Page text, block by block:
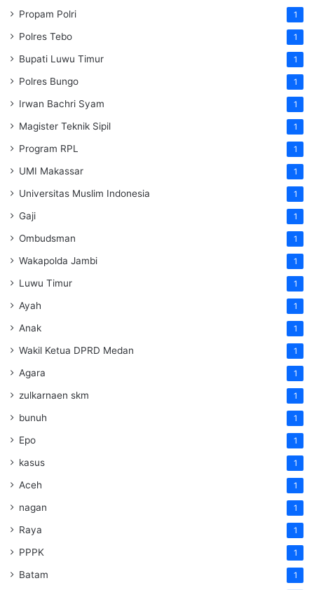
Propam Polri 1
Polres Tebo 1
Bupati Luwu Timur 1
Polres Bungo 1
Irwan Bachri Syam 1
Magister Teknik Sipil 1
Program RPL 1
UMI Makassar 1
Universitas Muslim Indonesia 1
Gaji 1
Ombudsman 1
Wakapolda Jambi 1
Luwu Timur 1
Ayah 1
Anak 1
Wakil Ketua DPRD Medan 1
Agara 1
zulkarnaen skm 1
bunuh 1
Epo 1
kasus 1
Aceh 1
nagan 1
Raya 1
PPPK 1
Batam 1